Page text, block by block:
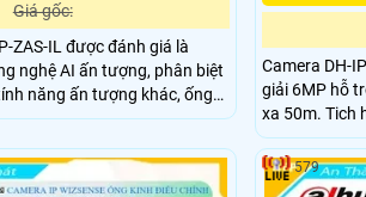
Giá gốc:
ZAS-IL được đánh giá là
nghệ AI ấn tượng, phân biệt
năng ấn tượng khác, ống
4.0MP hình ảnh sắc nét,
nén H.265+
Camera DH-
giải 6MP hỗ
xa 50m. Tich
nghệ AI giúp
người và
thẻ nhớ tối
579